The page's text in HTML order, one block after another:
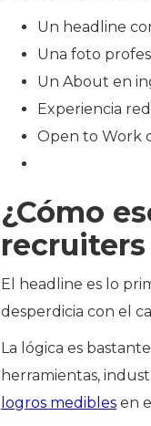
Un headline
Una foto
Un About en
Experiencia
Open to Work
¿Cómo
El headline es lo
desperdicia con el
La lógica es
herramientas,
logros medibles en